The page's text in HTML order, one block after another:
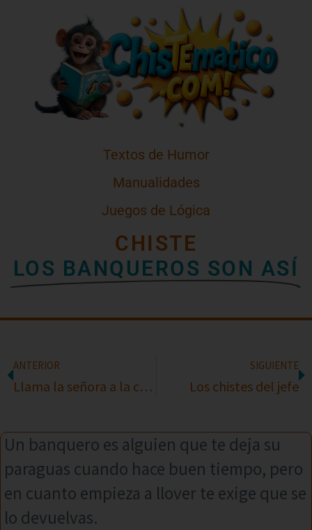
Textos de Humor
Manualidades
Juegos de Lógica
CHISTE
LOS BANQUEROS SON ASÍ
ANTERIOR
Llama la señora a la criada
SIGUIENTE
Los chistes del jefe
Un banquero es alguien que te deja su
paraguas cuando hace buen tiempo, pero
en cuanto empieza a llover te exige que se
lo devuelvas.